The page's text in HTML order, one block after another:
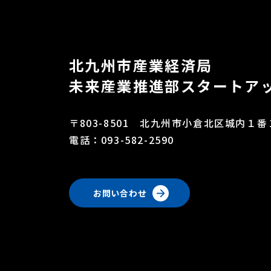
北九州市産業経済局
未来産業推進部スタートア
〒803-8501 北九州市小倉北区城内１番
電話：093-582-2590
お問い合わせ